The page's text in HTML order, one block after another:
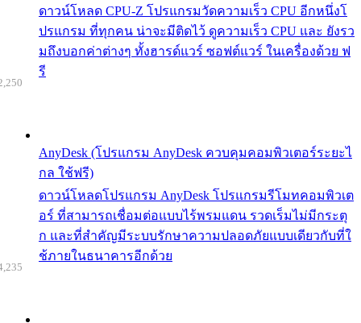
ดาวน์โหลด CPU-Z โปรแกรมวัดความเร็ว CPU อีกหนึ่งโ
ปรแกรม ที่ทุกคน น่าจะมีติดไว้ ดูความเร็ว CPU และ ยังรว
มถึงบอกค่าต่างๆ ทั้งฮารด์แวร์ ซอฟต์แวร์ ในเครื่องด้วย ฟ
รี
AnyDesk (โปรแกรม AnyDesk ควบคุมคอมพิวเตอร์ระยะไ
กล ใช้ฟรี)
ดาวน์โหลดโปรแกรม AnyDesk โปรแกรมรีโมทคอมพิวเต
อร์ ที่สามารถเชื่อมต่อแบบไร้พรมแดน รวดเร็มไม่มีกระตุ
ก และที่สำคัญมีระบบรักษาความปลอดภัยแบบเดียวกับที่ใ
ช้ภายในธนาคารอีกด้วย